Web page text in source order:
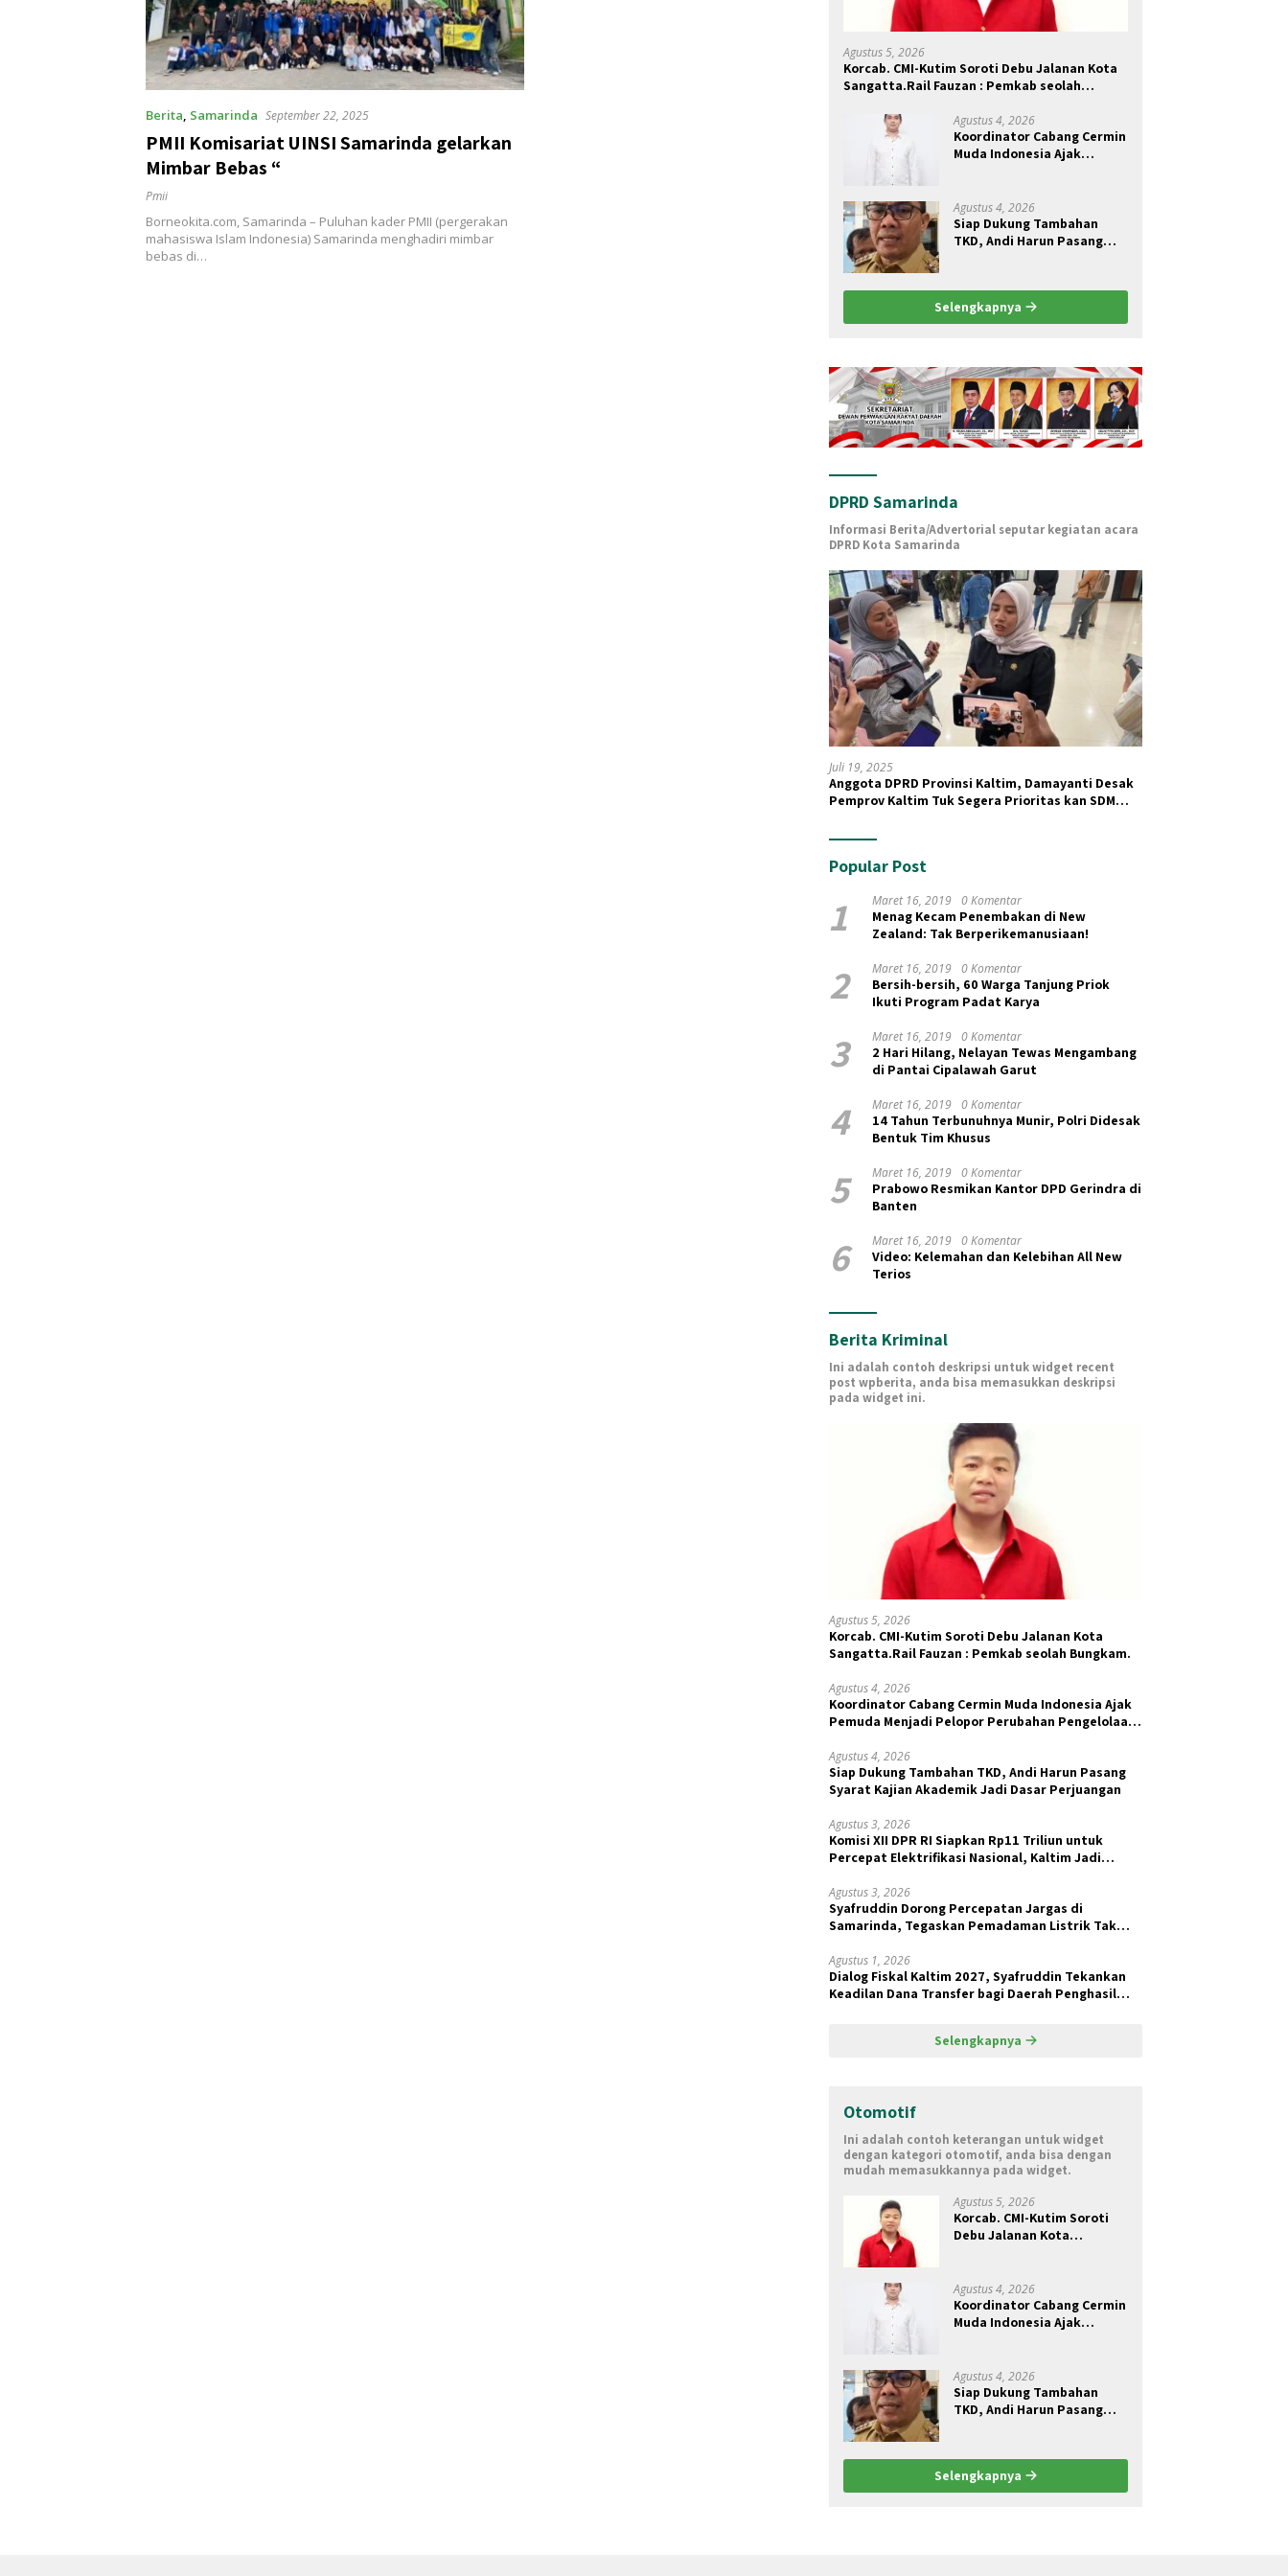
Berita, Samarinda September 22, 2025
PMII Komisariat UINSI Samarinda gelarkan
Mimbar Bebas “
Pmii
Borneokita.com, Samarinda – Puluhan kader PMII (pergerakan
mahasiswa Islam Indonesia) Samarinda menghadiri mimbar
bebas di…
Agustus 5, 2026
Korcab. CMI-Kutim Soroti Debu Jalanan Kota
Sangatta.Rail Fauzan : Pemkab seolah
Agustus 4, 2026
Koordinator Cabang Cermin
Muda Indonesia Ajak
Sampah Berkelanjutan
Agustus 4, 2026
Siap Dukung Tambahan
TKD, Andi Harun Pasang
Selengkapnya
DPRD Samarinda
Informasi Berita/Advertorial seputar kegiatan acara
DPRD Kota Samarinda
Juli 19, 2025
Anggota DPRD Provinsi Kaltim, Damayanti Desak
Pemprov Kaltim Tuk Segera Prioritas kan SDM
Popular Post
1 Maret 16, 2019 0 Komentar
Menag Kecam Penembakan di New
Zealand: Tak Berperikemanusiaan!
2 Maret 16, 2019 0 Komentar
Bersih-bersih, 60 Warga Tanjung Priok
Ikuti Program Padat Karya
3 Maret 16, 2019 0 Komentar
2 Hari Hilang, Nelayan Tewas Mengambang
di Pantai Cipalawah Garut
4 Maret 16, 2019 0 Komentar
14 Tahun Terbunuhnya Munir, Polri Didesak
Bentuk Tim Khusus
5 Maret 16, 2019 0 Komentar
Prabowo Resmikan Kantor DPD Gerindra di
Banten
6 Maret 16, 2019 0 Komentar
Video: Kelemahan dan Kelebihan All New
Terios
Berita Kriminal
Ini adalah contoh deskripsi untuk widget recent
post wpberita, anda bisa memasukkan deskripsi
pada widget ini.
Agustus 5, 2026
Korcab. CMI-Kutim Soroti Debu Jalanan Kota
Sangatta.Rail Fauzan : Pemkab seolah Bungkam.
Agustus 4, 2026
Koordinator Cabang Cermin Muda Indonesia Ajak
Pemuda Menjadi Pelopor Perubahan Pengelolaan
Agustus 4, 2026
Siap Dukung Tambahan TKD, Andi Harun Pasang
Syarat Kajian Akademik Jadi Dasar Perjuangan
Agustus 3, 2026
Komisi XII DPR RI Siapkan Rp11 Triliun untuk
Percepat Elektrifikasi Nasional, Kaltim Jadi
Agustus 3, 2026
Syafruddin Dorong Percepatan Jargas di
Samarinda, Tegaskan Pemadaman Listrik Tak
Agustus 1, 2026
Dialog Fiskal Kaltim 2027, Syafruddin Tekankan
Keadilan Dana Transfer bagi Daerah Penghasil
Selengkapnya
Otomotif
Ini adalah contoh keterangan untuk widget
dengan kategori otomotif, anda bisa dengan
mudah memasukkannya pada widget.
Agustus 5, 2026
Korcab. CMI-Kutim Soroti
Debu Jalanan Kota
Agustus 4, 2026
Koordinator Cabang Cermin
Muda Indonesia Ajak
Sampah Berkelanjutan
Agustus 4, 2026
Siap Dukung Tambahan
TKD, Andi Harun Pasang
Selengkapnya